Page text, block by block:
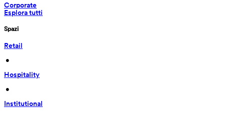
Corporate
Esplora tutti
Spazi
Retail
•
Hospitality
•
Institutional